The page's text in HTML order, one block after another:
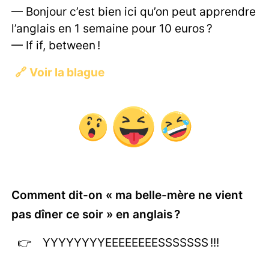
— Bonjour c’est bien ici qu’on peut apprendre
l’anglais en 1 semaine pour 10 euros ?
— If if, between !
🔗 Voir la blague
Comment dit-on « ma belle-mère ne vient
pas dîner ce soir » en anglais ?
YYYYYYYYEEEEEEEESSSSSSS !!!